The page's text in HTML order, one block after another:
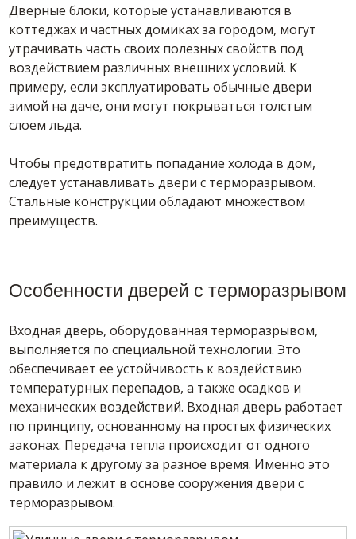
Дверные блоки, которые устанавливаются в
коттеджах и частных домиках за городом, могут
утрачивать часть своих полезных свойств под
воздействием различных внешних условий. К
примеру, если эксплуатировать обычные двери
зимой на даче, они могут покрываться толстым
слоем льда.
Чтобы предотвратить попадание холода в дом,
следует устанавливать двери с терморазрывом.
Стальные конструкции обладают множеством
преимуществ.
Особенности дверей с терморазрывом
Входная дверь, оборудованная терморазрывом,
выполняется по специальной технологии. Это
обеспечивает ее устойчивость к воздействию
температурных перепадов, а также осадков и
механических воздействий. Входная дверь работает
по принципу, основанному на простых физических
законах. Передача тепла происходит от одного
материала к другому за разное время. Именно это
правило и лежит в основе сооружения двери с
терморазрывом.